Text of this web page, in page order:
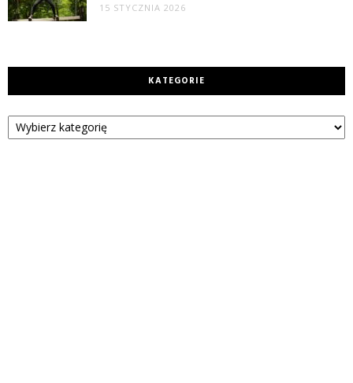
15 STYCZNIA 2026
KATEGORIE
Kategorie